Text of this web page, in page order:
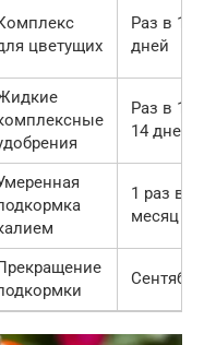
цветущих
Раз в 14
дней
Раз в 10-
14 дней
1 раз в
месяц
Сентябрь